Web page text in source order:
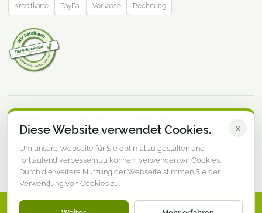
Kreditkarte PayPal Vorkasse Rechnung
Regionale Online-Druckerei und Liefergebiete
Widerrufsformular öffnen
© DruckereiMV.de · Online-Druckerei aus Mecklenburg-
Diese Website verwendet Cookies.
Um unsere Webseite für Sie optimal zu gestalten und
fortlaufend verbessern zu können, verwenden wir Cookies.
Durch die weitere Nutzung der Webseite stimmen Sie der
Verwendung von Cookies zu.
x